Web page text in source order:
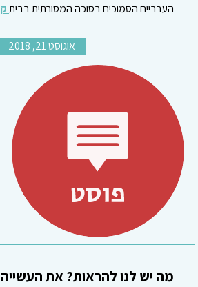
הערביים הסמוכים בסוכה המסורתית בבית
אוגוסט 21, 2018
מה יש לנו להראות? את